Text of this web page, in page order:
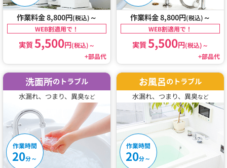
作業料金 8,800円(税込) ～
WEB割適用で！
実質5,500円(税込)～
+部品代
作業料金 8,800円(税込) ～
WEB割適用で！
実質5,500円(税込)～
+部品代
洗面所のトラブル
水漏れ、つまり、異臭など
作業時間
20分～
お風呂のトラブル
水漏れ、つまり、異臭など
作業時間
20分～